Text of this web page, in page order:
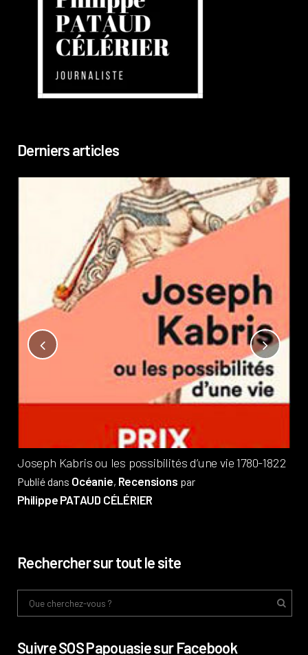
Derniers articles
Joseph Kabris ou les possibilités d’une vie 1780-1822
Publié dans Océanie, Recensions par
Philippe PATAUD CÉLÉRIER
Rechercher sur tout le site
Suivre SOS Papouasie sur Facebook